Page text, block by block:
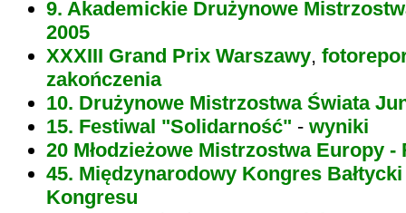
9. Akademickie Drużynowe
2005
XXXIII Grand Prix Warszawy,
zakończenia
10. Drużynowe Mistrzostwa Świata
15. Festiwal "Solidarność" - wyniki
20 Młodzieżowe Mistrzostwa Europy -
45. Międzynarodowy Kongres Bałtycki
Kongresu